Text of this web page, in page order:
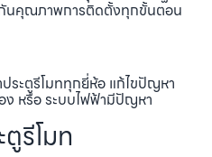
นคุณภาพการติดตั้งทุกขั้นตอน
ระตูรีโมททุกยี่ห้อ แก้ไขปัญหา
ง หรือ ระบบไฟฟ้ามีปัญหา
รีโมท